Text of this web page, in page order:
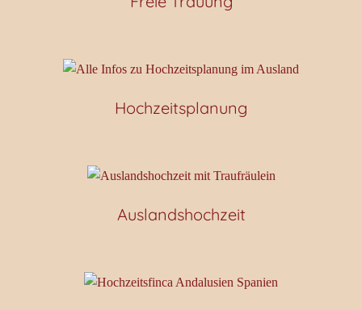
Hochzeitsplanung
Auslandshochzeit